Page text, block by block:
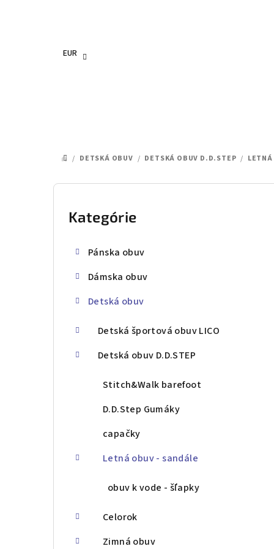
EUR
DOMOV
/ DETSKÁ OBUV / DETSKÁ OBUV D.D.STEP /
B
Preskočiť
kategórie
Kategórie
Pánska obuv
Dámska obuv
Detská obuv
Detská športová obuv LICO
Detská obuv D.D.STEP
Stitch&Walk barefoot
D.D.Step Gumáky
capačky
Letná obuv - sandále
obuv k vode - šľapky
Celorok
Zimná obuv